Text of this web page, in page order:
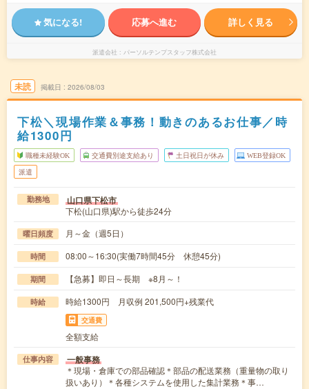
気になる! 応募へ進む 詳しく見る
派遣会社 パーソルテンプスタッフ株式会社
未読 掲載日 2026/08/03
下松＼現場作業＆事務！動きのあるお仕事／時
給1300円
職種未経験OK 交通費別途支給あり 土日祝日が休み WEB登録OK
派遣
勤務地 山口県下松市
下松(山口県)駅から徒歩24分
曜日頻度 月～金（週5日）
時間 08:00～16:30(実働7時間45分 休憩45分)
期間 【急募】即日～長期 ※8月～！
時給 時給1300円 月収例 201,500円+残業代
交通費
全額支給
仕事内容 一般事務
＊現場・倉庫での部品確認＊部品の配送業務（重量物の取り
扱いあり）＊各種システムを使用した集計業務＊事…